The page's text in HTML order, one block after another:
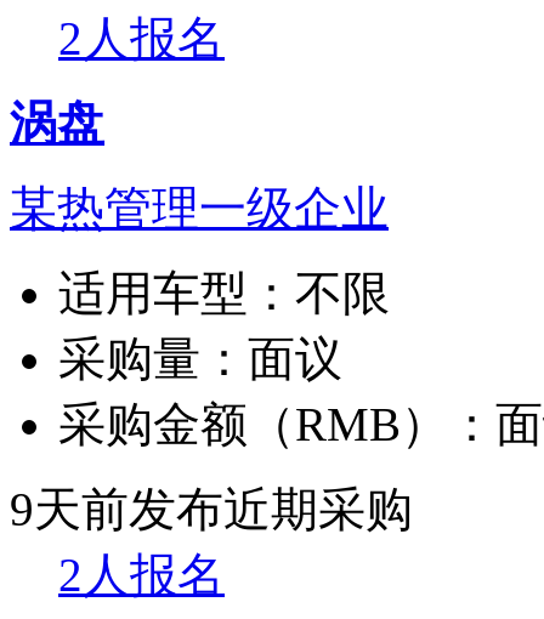
2人报名
涡盘
某热管理一级企业
适用车型： 不限
采购量： 面议
采购金额（RMB）：
9天前发布近期采购
2人报名